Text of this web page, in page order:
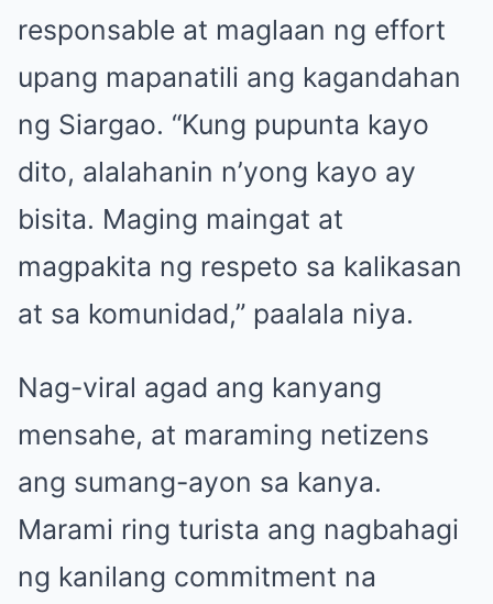
responsable at maglaan ng effort
upang mapanatili ang kagandahan
ng Siargao. “Kung pupunta kayo
dito, alalahanin n’yong kayo ay
bisita. Maging maingat at
magpakita ng respeto sa kalikasan
at sa komunidad,” paalala niya.
Nag-viral agad ang kanyang
mensahe, at maraming netizens
ang sumang-ayon sa kanya.
Marami ring turista ang nagbahagi
ng kanilang commitment na